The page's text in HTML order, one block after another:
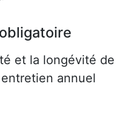
et la longévité de
annuel